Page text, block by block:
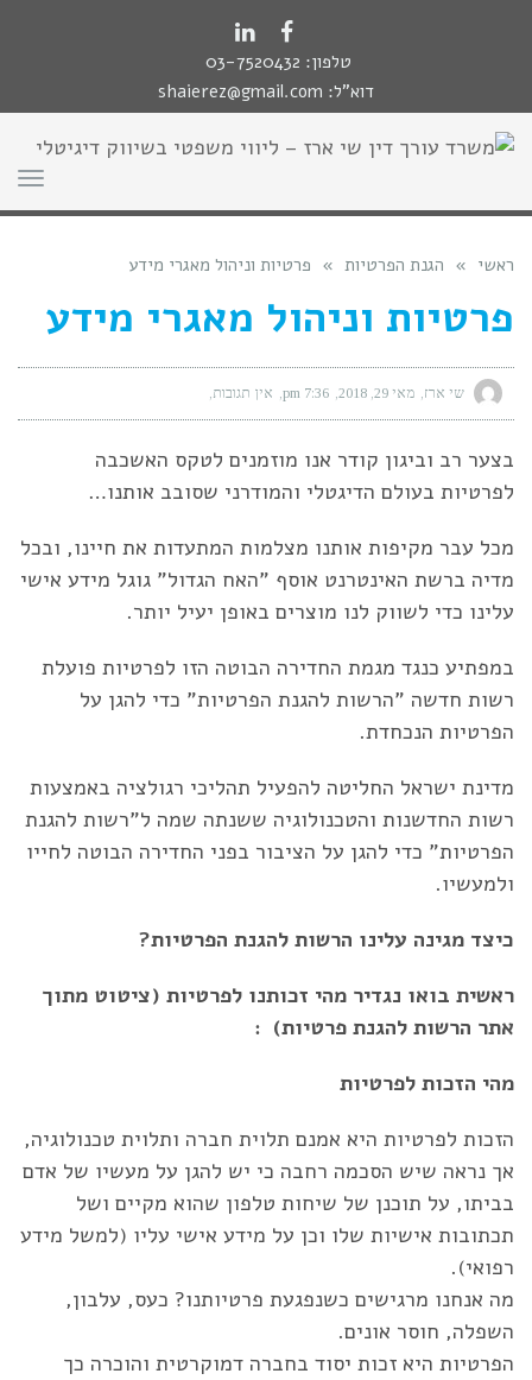
Facebook
LinkedIn
טלפון: 03-7520432
דוא"ל: shaierez@gmail.com
ראשי » הגנת הפרטיות » פרטיות וניהול מאגרי מידע
פרטיות וניהול מאגרי מידע
שי ארז מאי 29, 2018 7:36 pm אין תגובות
בצער רב וביגון קודר אנו מוזמנים לטקס האשכבה
לפרטיות בעולם הדיגטלי והמודרני שסובב אותנו…
מכל עבר מקיפות אותנו מצלמות המתעדות את חיינו, ובכל
מדיה ברשת האינטרנט אוסף "האח הגדול" גוגל מידע אישי
עלינו כדי לשווק לנו מוצרים באופן יעיל יותר.
במפתיע כנגד מגמת החדירה הבוטה הזו לפרטיות פועלת
רשות חדשה "הרשות להגנת הפרטיות" כדי להגן על
הפרטיות הנכחדת.
מדינת ישראל החליטה להפעיל תהליכי רגולציה באמצעות
רשות החדשנות והטכנולוגיה ששנתה שמה ל"רשות להגנת
הפרטיות" כדי להגן על הציבור בפני החדירה הבוטה לחייו
ולמעשיו.
כיצד מגינה עלינו הרשות להגנת הפרטיות?
ראשית בואו נגדיר מהי זכותנו לפרטיות (ציטוט מתוך
אתר הרשות להגנת פרטיות) :
מהי הזכות לפרטיות
הזכות לפרטיות היא אמנם תלוית חברה ותלוית טכנולוגיה,
אך נראה שיש הסכמה רחבה כי יש להגן על מעשיו של אדם
בביתו, על תוכנן של שיחות טלפון שהוא מקיים ושל
תכתובות אישיות שלו וכן על מידע אישי עליו (למשל מידע
רפואי).
מה אנחנו מרגישים כשנפגעת פרטיותנו? כעס, עלבון,
השפלה, חוסר אונים.
הפרטיות היא זכות יסוד בחברה דמוקרטית והוכרה כך